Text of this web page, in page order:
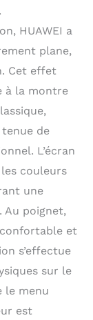
3D de
se
des
de
mais
vie
à ses
HUAWEI a
plane,
Cet effet
à la montre
tenue de
L’écran
couleurs
une
Au poignet,
et
s’effectue
sur le
le menu
est